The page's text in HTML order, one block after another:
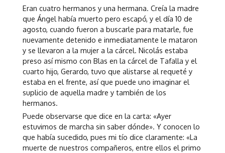
Eran cuatro hermanos y una hermana. Creía la madre
que Ángel había muerto pero escapó, y el día 10 de
agosto, cuando fueron a buscarle para matarle, fue
nuevamente detenido e inmediatamente le mataron
y se llevaron a la mujer a la cárcel. Nicolás estaba
preso así mismo con Blas en la cárcel de Tafalla y el
cuarto hijo, Gerardo, tuvo que alistarse al requeté y
estaba en el frente, así que puede uno imaginar el
suplicio de aquella madre y también de los
hermanos.
Puede observarse que dice en la carta: «Ayer
estuvimos de marcha sin saber dónde». Y conocen lo
que había sucedido, pues mi tío dice claramente: «La
muerte de nuestros compañeros, entre ellos el primo